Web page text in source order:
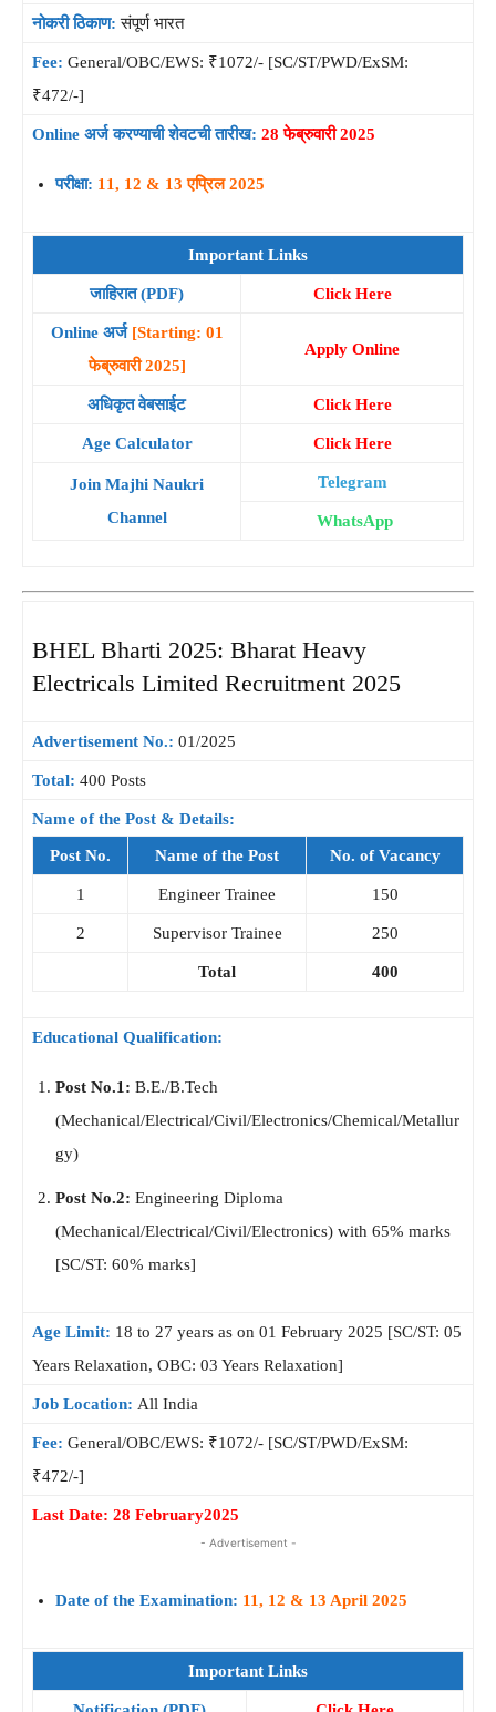
नोकरी ठिकाण: संपूर्ण भारत
Fee: General/OBC/EWS: ₹1072/- [SC/ST/PWD/ExSM:
₹472/-]
Online अर्ज करण्याची शेवटची तारीख: 28 फेब्रुवारी 2025
परीक्षा: 11, 12 & 13 एप्रिल 2025
Important Links
जाहिरात (PDF) Click Here
Online अर्ज [Starting: 01
फेब्रुवारी 2025]
Apply Online
अधिकृत वेबसाईट Click Here
Age Calculator Click Here
Join Majhi Naukri
Channel
Telegram
WhatsApp
BHEL Bharti 2025: Bharat Heavy
Electricals Limited Recruitment 2025
Advertisement No.: 01/2025
Total: 400 Posts
Name of the Post & Details:
Post No. Name of the Post No. of Vacancy
1 Engineer Trainee 150
2 Supervisor Trainee 250
Total 400
Educational Qualification:
Post No.1: B.E./B.Tech
(Mechanical/Electrical/Civil/Electronics/Chemical/Metallur
gy)
Post No.2: Engineering Diploma
(Mechanical/Electrical/Civil/Electronics) with 65% marks
[SC/ST: 60% marks]
Age Limit: 18 to 27 years as on 01 February 2025 [SC/ST: 05
Years Relaxation, OBC: 03 Years Relaxation]
Job Location: All India
Fee: General/OBC/EWS: ₹1072/- [SC/ST/PWD/ExSM:
₹472/-]
Last Date: 28 February2025
- Advertisement -
Date of the Examination: 11, 12 & 13 April 2025
Important Links